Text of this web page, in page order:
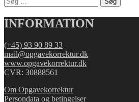
efter:
INFORMATION
(+45) 93 90 89 33
mail@opgavekorrektur.dk
www.opgavekorrektur.dk
CVR: 30888561
Om Opgavekorrektur
Persondata og betingelser